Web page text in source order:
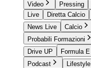
Video Pressing
Live
Diretta Calcio
News Live
Calcio
Probabili Formazioni
Drive UP
Formula E
Podcast
Lifestyle